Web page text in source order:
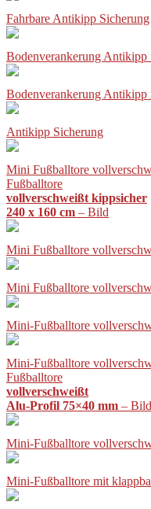
Fahrbare Antikipp Sicherung
Bodenverankerung
Bodenverankerung
Antikipp Sicherung
Mini Fußballtore
Fußballtore
vollverschweißt kippsicher
240 x 160 cm – Bild
Mini Fußballtore
Mini Fußballtore
Mini-Fußballtore
Mini-Fußballtore
Fußballtore
vollverschweißt
Alu-Profil 75×40 mm – Bild
Mini-Fußballtore
Mini-Fußballtore mit